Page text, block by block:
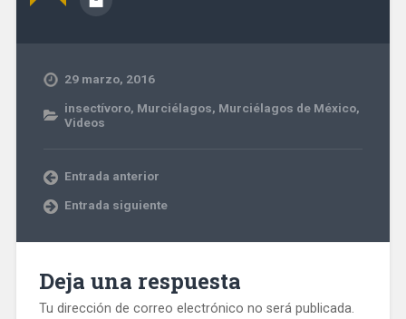
29 marzo, 2016
insectívoro, Murciélagos, Murciélagos de México,
Videos
Entrada anterior
Entrada siguiente
Deja una respuesta
Tu dirección de correo electrónico no será publicada.